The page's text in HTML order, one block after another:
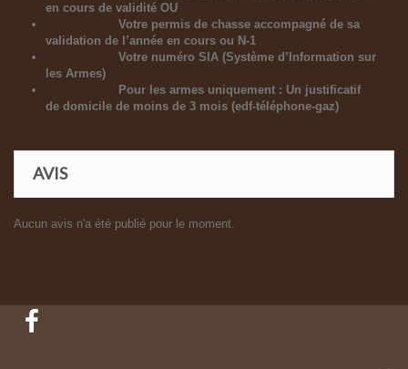
en cours de validité OU
Votre permis de chasse accompagné de sa
validation de l’année en cours ou N-1
Votre numéro SIA (Système d’Information sur
les Armes)
Pour les armes uniquement : Un justificatif
de domicile de moins de 3 mois (edf-téléphone-gaz)
AVIS
Aucun avis n'a été publié pour le moment.